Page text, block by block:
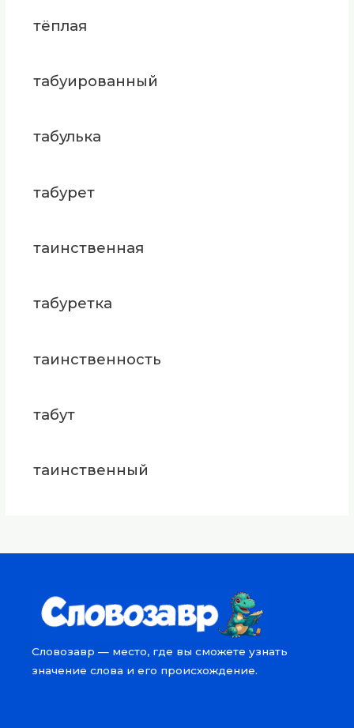
тёплая
табуированный
табулька
табурет
таинственная
табуретка
таинственность
табут
таинственный
Словозавр — место, где вы сможете узнать
значение слова и его происхождение.